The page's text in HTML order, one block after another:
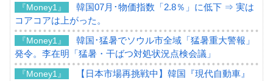
『Money1』
韓国07月･物価指数「2.8％」に低下 ⇒ 実は
コアコアは上がった。
『Money1』
韓国･猛暑でソウル市全域「猛暑重大警報」
発令。李在明「猛暑・干ばつ対処状況点検会議」
『Money1』
【日本市場再挑戦中】韓国『現代自動車』